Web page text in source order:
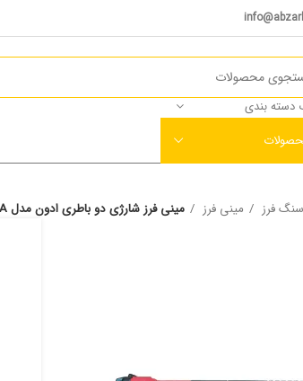
دسته بندی
سنگ فرز مینی فرز مینی فرز شارژی دو باطری ادون مدل OAG-20/125A